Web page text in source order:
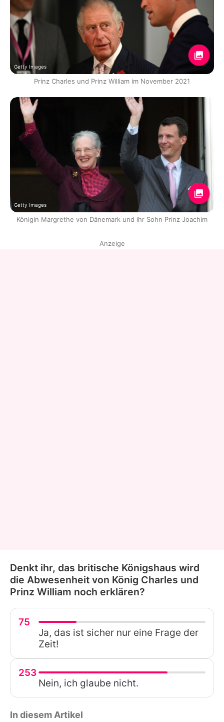
Getty Images
Prinz Charles und Prinz William im November 2021
Getty Images
Königin Margrethe von Dänemark und ihr Sohn Prinz Joachim
Anzeige
Denkt ihr, das britische Königshaus wird
die Abwesenheit von König Charles und
Prinz William noch erklären?
75
Ja, das ist sicher nur eine Frage der
Zeit!
253
Nein, ich glaube nicht.
In diesem Artikel